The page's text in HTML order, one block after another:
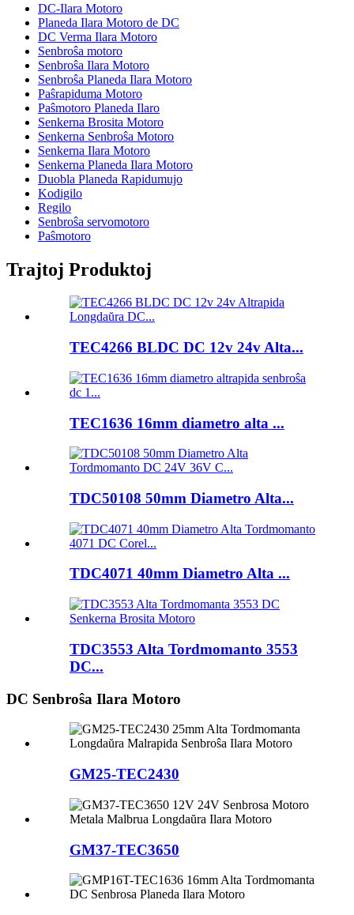
DC-Ilara Motoro
Planeda Ilara Motoro de DC
DC Verma Ilara Motoro
Senbroŝa motoro
Senbroŝa Ilara Motoro
Senbroŝa Planeda Ilara Motoro
Paŝrapiduma Motoro
Paŝmotoro Planeda Ilaro
Senkerna Brosita Motoro
Senkerna Senbroŝa Motoro
Senkerna Ilara Motoro
Senkerna Planeda Ilara Motoro
Duobla Planeda Rapidumujo
Kodigilo
Regilo
Senbroŝa servomotoro
Paŝmotoro
Trajtoj Produktoj
TEC4266 BLDC DC 12v 24v Alta...
TEC1636 16mm diametro alta ...
TDC50108 50mm Diametro Alta...
TDC4071 40mm Diametro Alta ...
TDC3553 Alta Tordmomanto 3553
DC...
DC Senbroŝa Ilara Motoro
GM25-TEC2430
GM37-TEC3650